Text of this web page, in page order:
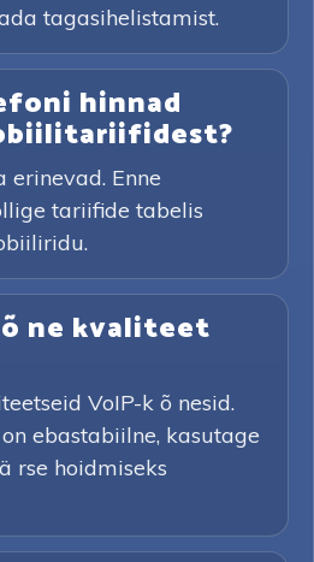
tagasihelistamist.
hinnad
erinevad. Enne
tariifide tabelis
ne kvaliteet
VoIP-k õ nesid.
ebastabiilne, kasutage
rse hoidmiseks